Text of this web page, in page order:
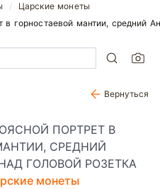
Царские монеты
в горностаевой мантии, средний
Вернуться
ПОРТРЕТ В
СРЕДНИЙ
ГОЛОВОЙ РОЗЕТКА
монеты